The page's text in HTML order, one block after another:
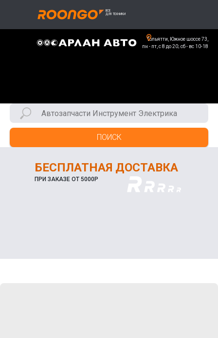
Тольятти, Южное шоссе 73,
пн - пт, с 8 до 20; сб - вс 10-18
ПОИСК
БЕСПЛАТНАЯ ДОСТАВКА
ПРИ ЗАКАЗЕ ОТ 5000Р